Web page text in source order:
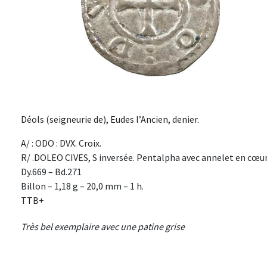
Déols (seigneurie de), Eudes l’Ancien, denier.
A/ : ODO : DVX. Croix.
R/ .DOLEO CIVES, S inversée. Pentalpha avec annelet en
Dy.669 – Bd.271
Billon – 1,18 g – 20,0 mm – 1 h.
TTB+
Très bel exemplaire avec une patine grise